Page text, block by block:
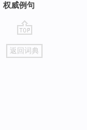
权威例句
go
top
返回词典